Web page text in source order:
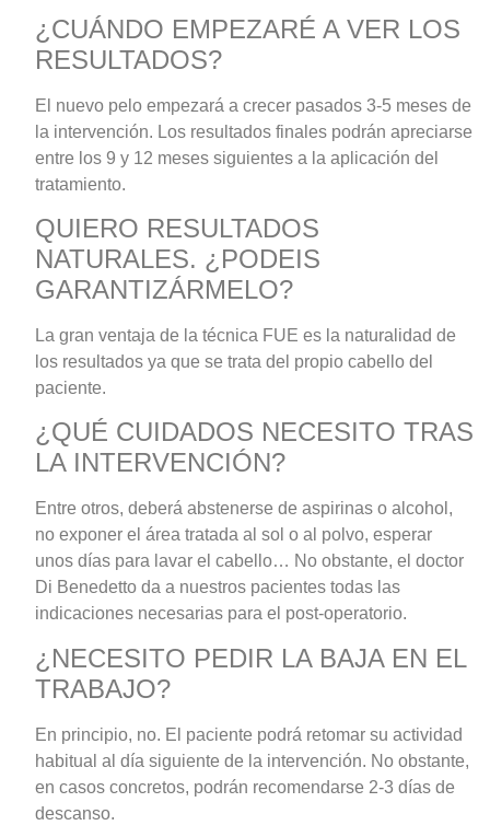
¿CUÁNDO EMPEZARÉ A VER LOS
RESULTADOS?
El nuevo pelo empezará a crecer pasados 3-5 meses de
la intervención. Los resultados finales podrán apreciarse
entre los 9 y 12 meses siguientes a la aplicación del
tratamiento.
QUIERO RESULTADOS
NATURALES. ¿PODEIS
GARANTIZÁRMELO?
La gran ventaja de la técnica FUE es la naturalidad de
los resultados ya que se trata del propio cabello del
paciente.
¿QUÉ CUIDADOS NECESITO TRAS
LA INTERVENCIÓN?
Entre otros, deberá abstenerse de aspirinas o alcohol,
no exponer el área tratada al sol o al polvo, esperar
unos días para lavar el cabello… No obstante, el doctor
Di Benedetto da a nuestros pacientes todas las
indicaciones necesarias para el post-operatorio.
¿NECESITO PEDIR LA BAJA EN EL
TRABAJO?
En principio, no. El paciente podrá retomar su actividad
habitual al día siguiente de la intervención. No obstante,
en casos concretos, podrán recomendarse 2-3 días de
descanso.